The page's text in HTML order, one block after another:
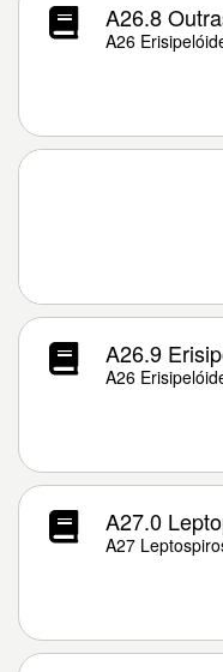
A26.8
A26
A26.9
A26
A27.0
A27